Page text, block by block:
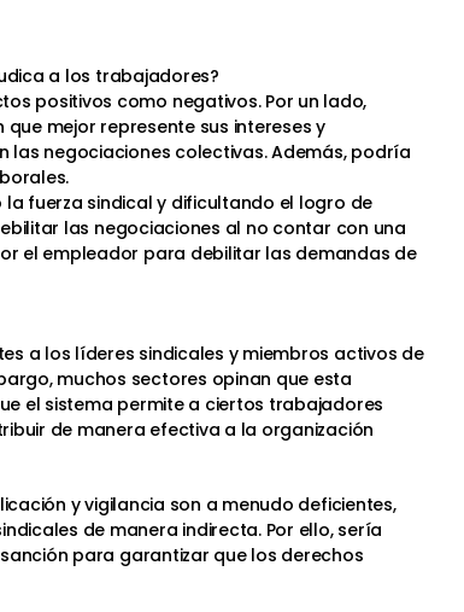
a los trabajadores?
positivos como negativos. Por un lado,
mejor represente sus intereses y
las negociaciones colectivas. Además, podría
fuerza sindical y dificultando el logro de
las negociaciones al no contar con una
el empleador para debilitar las demandas de
a los líderes sindicales y miembros activos de
muchos sectores opinan que esta
el sistema permite a ciertos trabajadores
de manera efectiva a la organización
y vigilancia son a menudo deficientes,
de manera indirecta. Por ello, sería
para garantizar que los derechos